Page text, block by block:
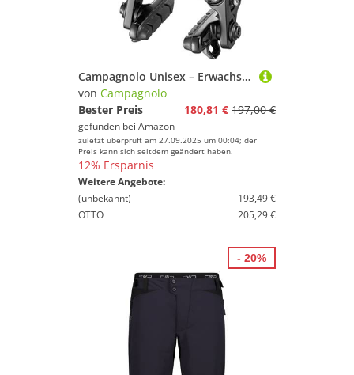
Campagnolo Unisex – Erwachsene Direct Mount Bremse, Schwarz, 49mm
von Campagnolo
Bester Preis
180,81 € 197,00 €
gefunden bei Amazon
zuletzt überprüft am 27.09.2025 um 00:04; der
Preis kann sich seitdem geändert haben.
12% Ersparnis
Weitere Angebote:
(unbekannt)
193,49 €
OTTO
205,29 €
- 20%